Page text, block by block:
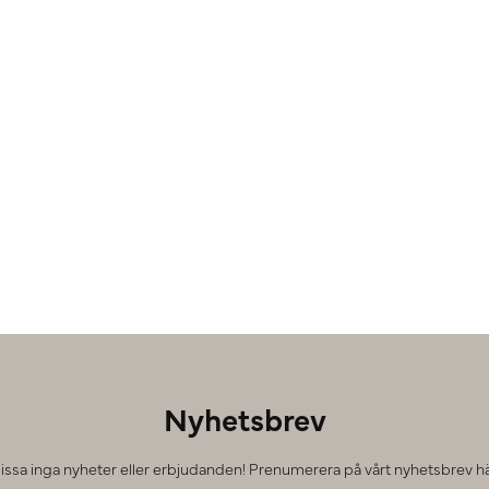
Nyhetsbrev
inga nyheter eller erbjudanden! Prenumerera på vårt nyhetsbrev